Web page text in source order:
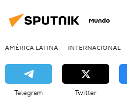
Mundo
AMÉRICA LATINA INTERNACIONAL
Telegram Twitter